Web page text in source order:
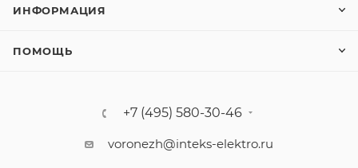
ИНФОРМАЦИЯ
ПОМОЩЬ
+7 (495) 580-30-46
voronezh@inteks-elektro.ru